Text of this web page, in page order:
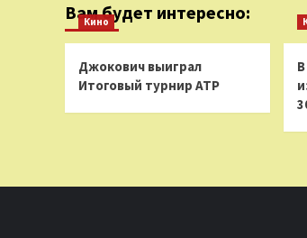
Вам будет интересно:
Кино
Джокович выиграл
Итоговый турнир ATP